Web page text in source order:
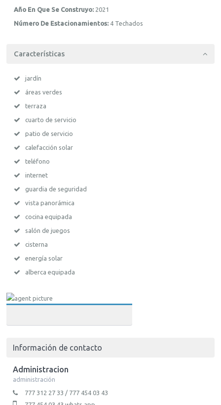
Año En Que Se Construyo: 2021
Número De Estacionamientos: 4 Techados
Características
jardín
áreas verdes
terraza
cuarto de servicio
patio de servicio
calefacción solar
teléfono
internet
guardia de seguridad
vista panorámica
cocina equipada
salón de juegos
cisterna
energía solar
alberca equipada
Información de contacto
Administracion
administración
777 312 27 33 / 777 454 03 43